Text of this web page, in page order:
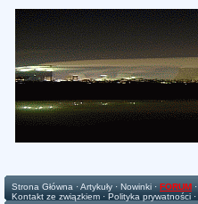
Strona Główna ·Artykuły · Nowinki · FORUM ·
Kontakt ze związkiem · Polityka prywatności ·